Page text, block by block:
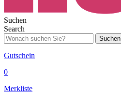
Suchen
Search
Suchen
Gutschein
0
Merkliste